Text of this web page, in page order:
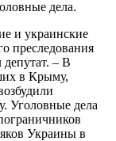
дела.
и украинские
преследования
депутат. – В
в Крыму,
Уголовные дела
Украины в